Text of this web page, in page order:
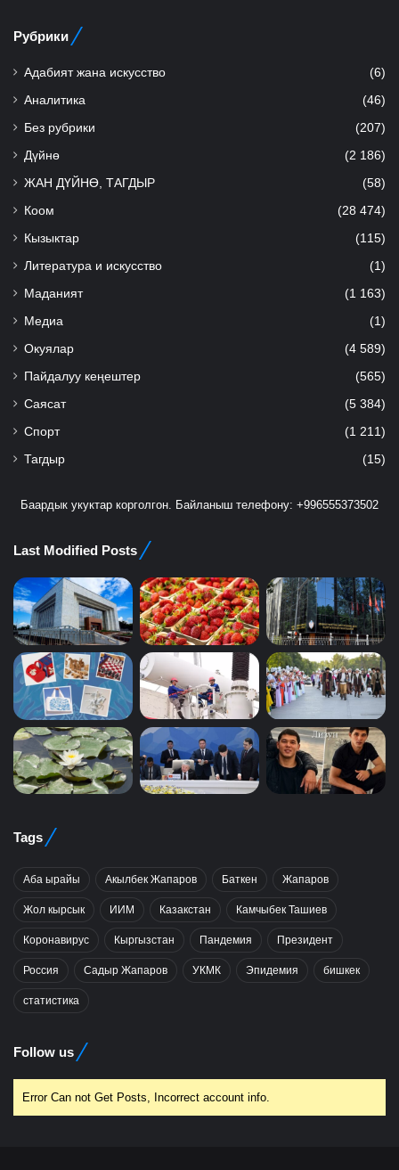
Рубрики
Адабият жана искусство (6)
Аналитика (46)
Без рубрики (207)
Дүйнө (2 186)
ЖАН ДҮЙНӨ, ТАГДЫР (58)
Коом (28 474)
Кызыктар (115)
Литература и искусство (1)
Маданият (1 163)
Медиа (1)
Окуялар (4 589)
Пайдалуу кеңештер (565)
Саясат (5 384)
Спорт (1 211)
Тагдыр (15)
Баардык укуктар корголгон. Байланыш телефону: +996555373502
Last Modified Posts
Tags
Аба ырайы Акылбек Жапаров Баткен Жапаров
Жол кырсык ИИМ Казакстан Камчыбек Ташиев
Коронавирус Кыргызстан Пандемия Президент
Россия Садыр Жапаров УКМК Эпидемия бишкек
статистика
Follow us
Error Can not Get Posts, Incorrect account info.